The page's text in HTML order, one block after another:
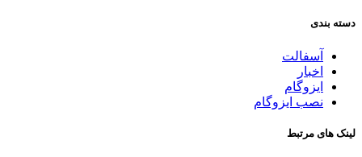
دسته بندی
آسفالت
اخبار
ایزوگام
نصب ایزوگام
لینک های مرتبط